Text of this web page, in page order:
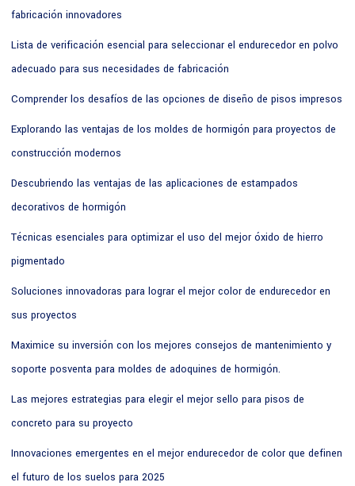
fabricación innovadores
Lista de verificación esencial para seleccionar el endurecedor en polvo
adecuado para sus necesidades de fabricación
Comprender los desafíos de las opciones de diseño de pisos impresos
Explorando las ventajas de los moldes de hormigón para proyectos de
construcción modernos
Descubriendo las ventajas de las aplicaciones de estampados
decorativos de hormigón
Técnicas esenciales para optimizar el uso del mejor óxido de hierro
pigmentado
Soluciones innovadoras para lograr el mejor color de endurecedor en
sus proyectos
Maximice su inversión con los mejores consejos de mantenimiento y
soporte posventa para moldes de adoquines de hormigón.
Las mejores estrategias para elegir el mejor sello para pisos de
concreto para su proyecto
Innovaciones emergentes en el mejor endurecedor de color que definen
el futuro de los suelos para 2025